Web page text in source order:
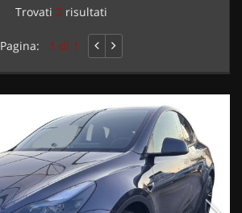
Trovati 2 risultati
Pagina: 1 di 1